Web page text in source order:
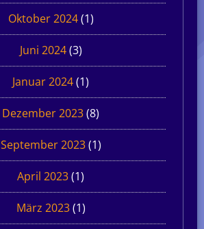
Oktober 2024(1)
Juni 2024(3)
Januar 2024(1)
Dezember 2023(8)
September 2023(1)
April 2023(1)
März 2023(1)